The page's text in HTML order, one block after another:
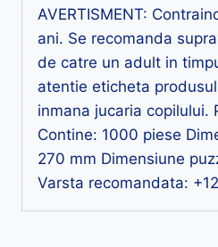
AVERTISMENT:
ani. Se recomanda
de catre un adult in
atentie eticheta
inmana jucaria copilului.
Contine: 1000 piese
270 mm Dimensiune
Varsta recomandata: